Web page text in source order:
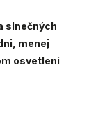
slnečných
menej
osvetlení